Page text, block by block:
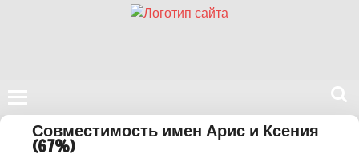
ПоискСовместимость имен Арис и Ксения
(67%)